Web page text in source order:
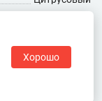
Хорошо